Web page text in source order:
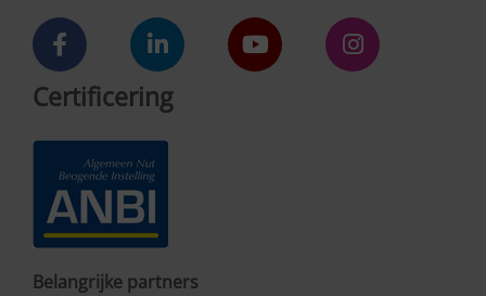
Certificering
Belangrijke partners